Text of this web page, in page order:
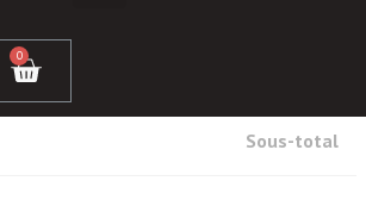
0
Sous-total